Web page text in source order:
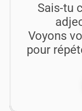
Sais-tu
Voyons
pour